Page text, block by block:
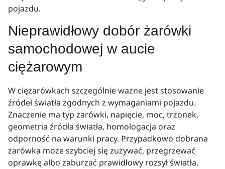
pojazdu.
Nieprawidłowy dobór żarówki
samochodowej w aucie
ciężarowym
W ciężarówkach szczególnie ważne jest stosowanie
źródeł światła zgodnych z wymaganiami pojazdu.
Znaczenie ma typ żarówki, napięcie, moc, trzonek,
geometria źródła światła, homologacja oraz
odporność na warunki pracy. Przypadkowo dobrana
żarówka może szybciej się zużywać, przegrzewać
oprawkę albo zaburzać prawidłowy rozsył światła.